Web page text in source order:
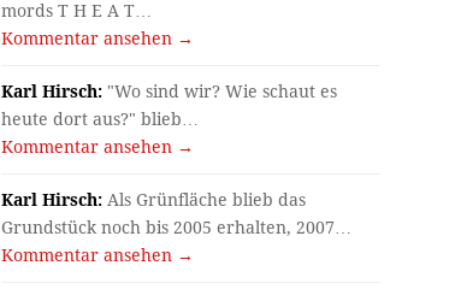
mords T H E A T…
Kommentar ansehen →
Karl Hirsch: "Wo sind wir? Wie schaut es
heute dort aus?" blieb…
Kommentar ansehen →
Karl Hirsch: Als Grünfläche blieb das
Grundstück noch bis 2005 erhalten, 2007…
Kommentar ansehen →